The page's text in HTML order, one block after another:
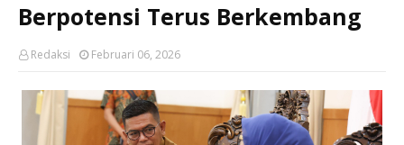
Berpotensi Terus Berkembang
Redaksi Februari 06, 2026